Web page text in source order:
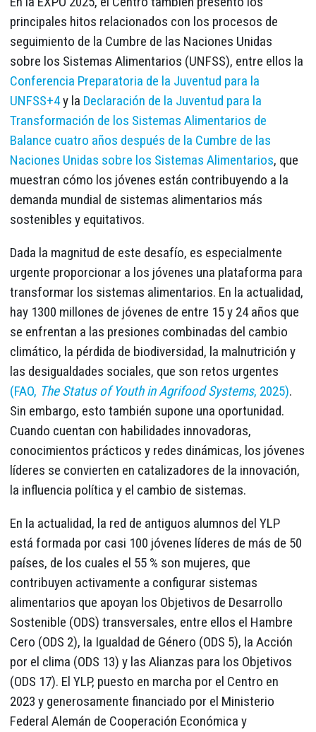
principales hitos relacionados con los procesos de
seguimiento de la Cumbre de las Naciones Unidas
sobre los Sistemas Alimentarios (UNFSS), entre ellos la
Conferencia Preparatoria de la Juventud para la
UNFSS+4y la Declaración de la Juventud para la
Transformación de los Sistemas Alimentarios de
Balance cuatro años después de la Cumbre de las
Naciones Unidas sobre los Sistemas Alimentarios, que
muestran cómo los jóvenes están contribuyendo a la
demanda mundial de sistemas alimentarios más
sostenibles y equitativos.
Dada la magnitud de este desafío, es especialmente
urgente proporcionar a los jóvenes una plataforma para
transformar los sistemas alimentarios. En la actualidad,
hay 1300 millones de jóvenes de entre 15 y 24 años que
se enfrentan a las presiones combinadas del cambio
climático, la pérdida de biodiversidad, la malnutrición y
las desigualdades sociales, que son retos urgentes
(FAO, The Status of Youth in Agrifood Systems, 2025).
Sin embargo, esto también supone una oportunidad.
Cuando cuentan con habilidades innovadoras,
conocimientos prácticos y redes dinámicas, los jóvenes
líderes se convierten en catalizadores de la innovación,
la influencia política y el cambio de sistemas.
En la actualidad, la red de antiguos alumnos del YLP
está formada por casi 100 jóvenes líderes de más de 50
países, de los cuales el 55 % son mujeres, que
contribuyen activamente a configurar sistemas
alimentarios que apoyan los Objetivos de Desarrollo
Sostenible (ODS) transversales, entre ellos el Hambre
Cero (ODS 2), la Igualdad de Género (ODS 5), la Acción
por el clima (ODS 13) y las Alianzas para los Objetivos
(ODS 17). El YLP, puesto en marcha por el Centro en
2023 y generosamente financiado por el Ministerio
Federal Alemán de Cooperación Económica y